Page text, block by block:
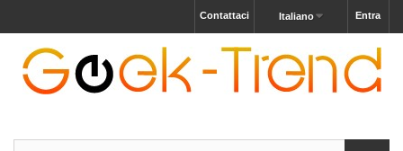
Entra
Italiano
Contattaci